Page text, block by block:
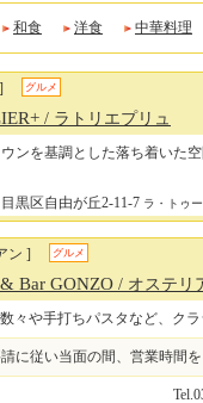
和食 洋食 中華料理
グルメ
/ ラトリエプリュ
ンを基調とした落ち着いた
目黒区自由が丘2-11-7 ラ・トゥ
ン ] グルメ
Bar GONZO / オステリ
々や手打ちパスタなど、ク
に従い当面の間、営業時間を